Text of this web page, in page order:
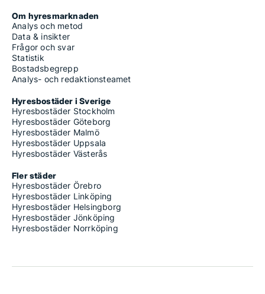
Om hyresmarknaden
Analys och metod
Data & insikter
Frågor och svar
Statistik
Bostadsbegrepp
Analys- och redaktionsteamet
Hyresbostäder i Sverige
Hyresbostäder Stockholm
Hyresbostäder Göteborg
Hyresbostäder Malmö
Hyresbostäder Uppsala
Hyresbostäder Västerås
Fler städer
Hyresbostäder Örebro
Hyresbostäder Linköping
Hyresbostäder Helsingborg
Hyresbostäder Jönköping
Hyresbostäder Norrköping